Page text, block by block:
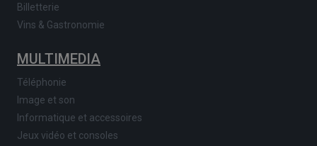
Billetterie
Vins & Gastronomie
MULTIMEDIA
Téléphonie
Image et son
Informatique et accessoires
Jeux vidéo et consoles